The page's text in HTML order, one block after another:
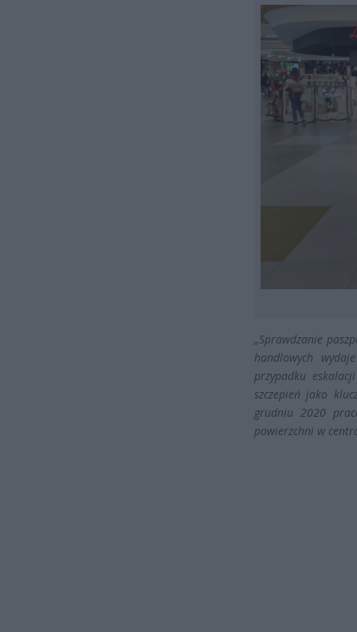
„Sprawdzanie
handlowych
przypadku
szczepień jako
grudniu 2020
powierzchni w